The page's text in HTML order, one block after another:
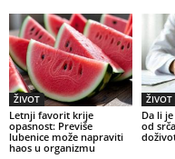
ŽIVOT
Letnji favorit krije
opasnost: Previše
lubenice može napraviti
haos u organizmu
ŽIVOT
Da li
od